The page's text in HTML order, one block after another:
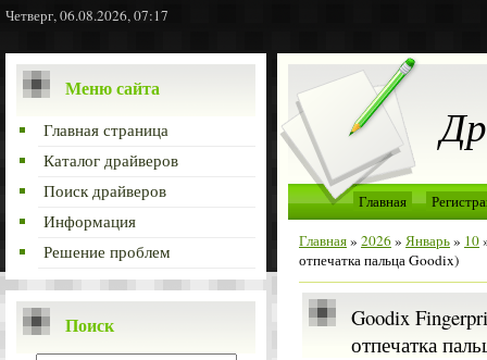
Четверг, 06.08.2026, 07:17
Меню сайта
Главная страница
Каталог драйверов
Поиск драйверов
Информация
Решение проблем
Поиск
Главная
Главная» 2026» Январь» 10
отпечатка пальца Goodix)
Goodix
отпечатка